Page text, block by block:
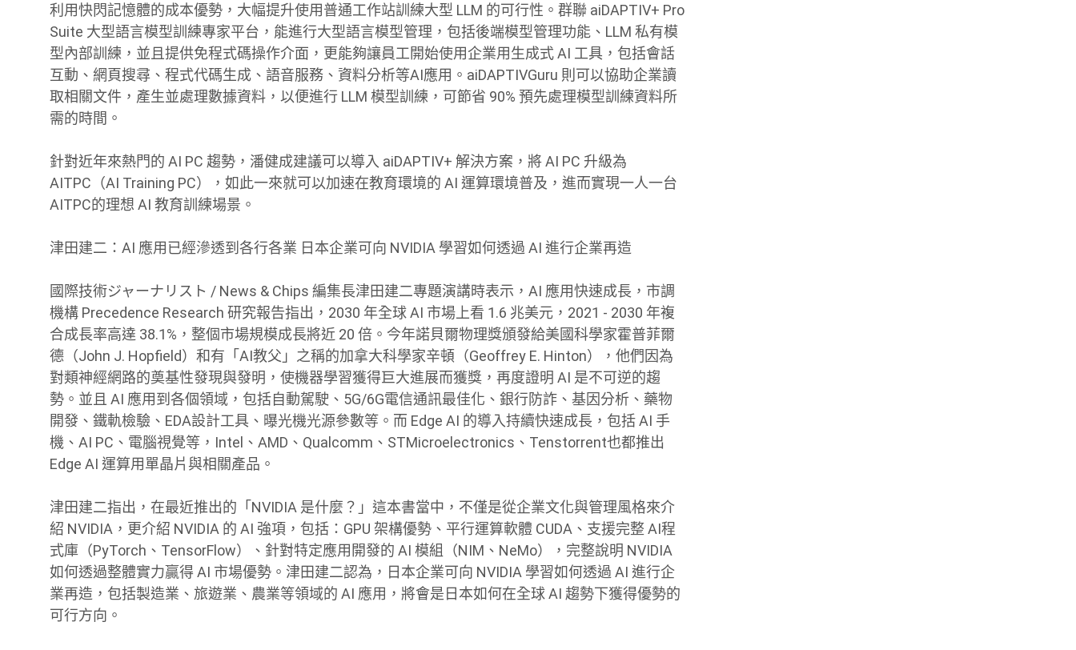
利用快閃記憶體的成本優勢，大幅提升使用普通工作站訓練大型 LLM 的可行性。群聯 aiDAPTIV+ Pro
Suite 大型語言模型訓練專家平台，能進行大型語言模型管理，包括後端模型管理功能、LLM 私有模
型內部訓練，並且提供免程式碼操作介面，更能夠讓員工開始使用企業用生成式 AI 工具，包括會話
互動、網頁搜尋、程式代碼生成、語音服務、資料分析等AI應用。aiDAPTIVGuru 則可以協助企業讀
取相關文件，產生並處理數據資料，以便進行 LLM 模型訓練，可節省 90% 預先處理模型訓練資料所
需的時間。
針對近年來熱門的 AI PC 趨勢，潘健成建議可以導入 aiDAPTIV+ 解決方案，將 AI PC 升級為
AITPC（AI Training PC），如此一來就可以加速在教育環境的 AI 運算環境普及，進而實現一人一台
AITPC的理想 AI 教育訓練場景。
津田建二：AI 應用已經滲透到各行各業 日本企業可向 NVIDIA 學習如何透過 AI 進行企業再造
國際技術ジャーナリスト / News & Chips 編集長津田建二專題演講時表示，AI 應用快速成長，市調
機構 Precedence Research 研究報告指出，2030 年全球 AI 市場上看 1.6 兆美元，2021 - 2030 年複
合成長率高達 38.1%，整個市場規模成長將近 20 倍。今年諾貝爾物理獎頒發給美國科學家霍普菲爾
德（John J. Hopfield）和有「AI教父」之稱的加拿大科學家辛頓（Geoffrey E. Hinton），他們因為
對類神經網路的奠基性發現與發明，使機器學習獲得巨大進展而獲獎，再度證明 AI 是不可逆的趨
勢。並且 AI 應用到各個領域，包括自動駕駛、5G/6G電信通訊最佳化、銀行防詐、基因分析、藥物
開發、鐵軌檢驗、EDA設計工具、曝光機光源參數等。而 Edge AI 的導入持續快速成長，包括 AI 手
機、AI PC、電腦視覺等，Intel、AMD、Qualcomm、STMicroelectronics、Tenstorrent也都推出
Edge AI 運算用單晶片與相關產品。
津田建二指出，在最近推出的「NVIDIA 是什麼？」這本書當中，不僅是從企業文化與管理風格來介
紹 NVIDIA，更介紹 NVIDIA 的 AI 強項，包括：GPU 架構優勢、平行運算軟體 CUDA、支援完整 AI程
式庫（PyTorch、TensorFlow）、針對特定應用開發的 AI 模組（NIM、NeMo），完整說明 NVIDIA
如何透過整體實力贏得 AI 市場優勢。津田建二認為，日本企業可向 NVIDIA 學習如何透過 AI 進行企
業再造，包括製造業、旅遊業、農業等領域的 AI 應用，將會是日本如何在全球 AI 趨勢下獲得優勢的
可行方向。